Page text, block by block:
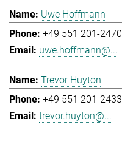
Uwe Hoffmann
+49 551 201-2470
uwe.hoffmann@...
Trevor Huyton
+49 551 201-2433
trevor.huyton@...